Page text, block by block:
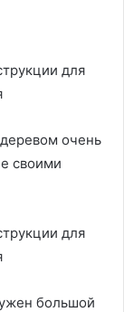
очень
своими
большой